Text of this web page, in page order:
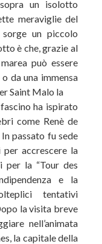
un isolotto
meraviglie del
sorge un piccolo
è che, grazie al
può essere
da una immensa
Saint Malo la
ha ispirato
come Renè de
passato fu sede
per accrescere la
per la “Tour des
e la
tentativi
la visita breve
nell’animata
la capitale della